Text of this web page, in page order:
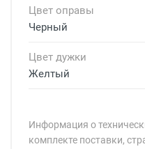
Цвет оправы
Черный
Цвет дужки
Желтый
Информация о
комплекте поставки,